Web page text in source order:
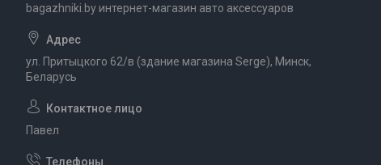
bagazhniki.by интернет-магазин авто аксессуаров
ул. Притыцкого 62/в (здание магазина Serge), Минск,
Беларусь
Павел